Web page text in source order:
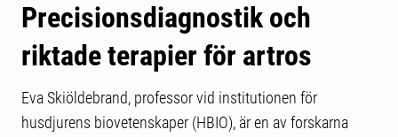
Precisionsdiagnostik och
riktade terapier för artros
Eva Skiöldebrand, professor vid institutionen för
husdjurens biovetenskaper (HBIO), är en av forskarna